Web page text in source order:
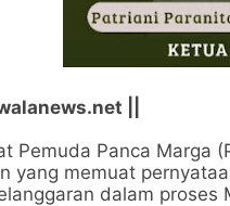
||
Pemuda Panca Marga
yang memuat
dalam proses